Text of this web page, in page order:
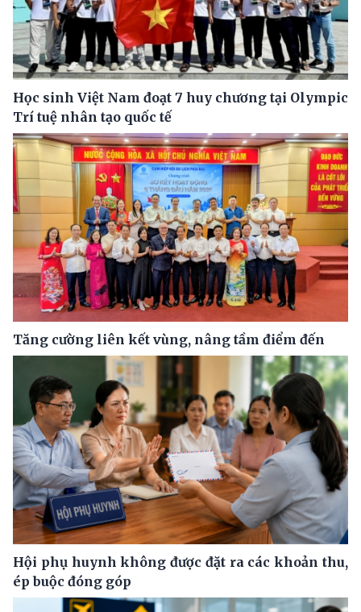
Học sinh Việt Nam đoạt 7 huy chương tại Olympic
Trí tuệ nhân tạo quốc tế
Tăng cường liên kết vùng, nâng tầm điểm đến
Hội phụ huynh không được đặt ra các khoản thu,
ép buộc đóng góp